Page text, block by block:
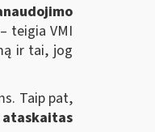
teigia VMI
ir tai, jog
Taip pat,
ataskaitas